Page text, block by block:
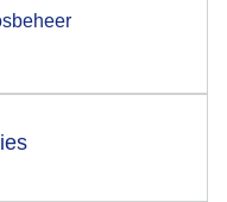
je browser waarin
popup